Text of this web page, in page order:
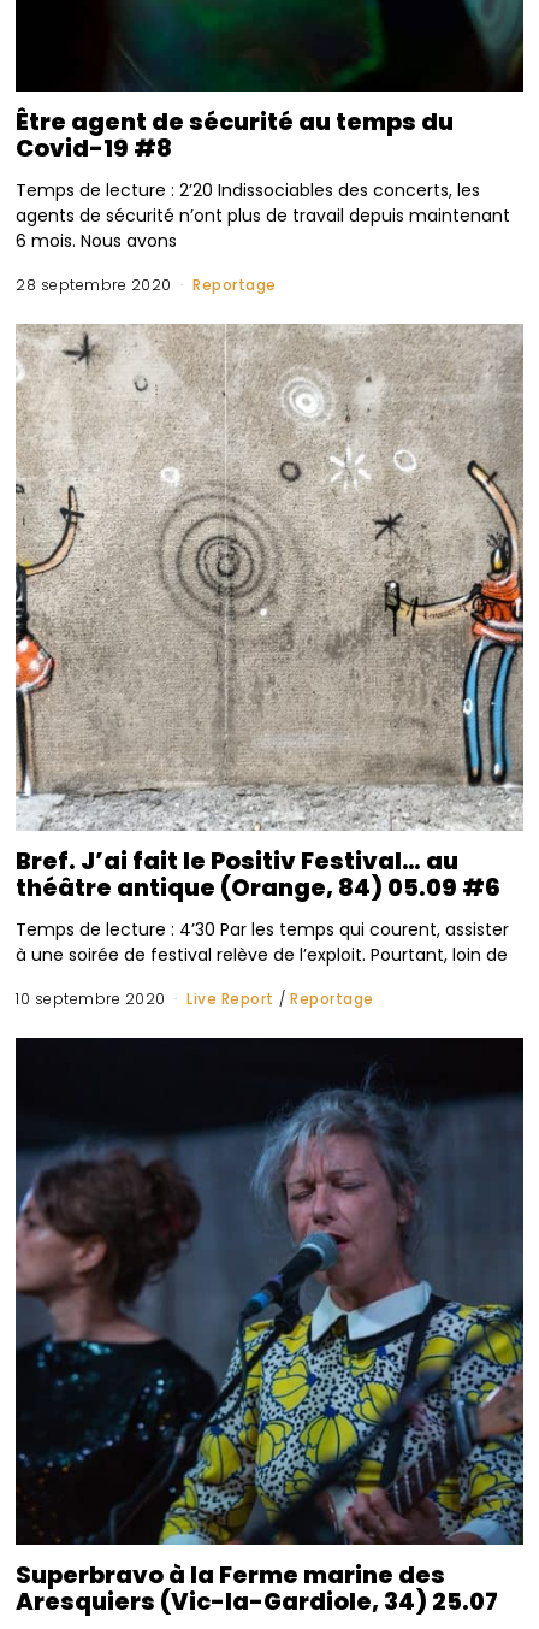
Être agent de sécurité au temps du
Covid-19 #8
Temps de lecture : 2’20 Indissociables des concerts, les
agents de sécurité n’ont plus de travail depuis maintenant
6 mois. Nous avons
28 septembre 2020 Reportage
Bref. J’ai fait le Positiv Festival… au
théâtre antique (Orange, 84) 05.09 #6
Temps de lecture : 4’30 Par les temps qui courent, assister
à une soirée de festival relève de l’exploit. Pourtant, loin de
10 septembre 2020 Live Report / Reportage
Superbravo à la Ferme marine des
Aresquiers (Vic-la-Gardiole, 34) 25.07